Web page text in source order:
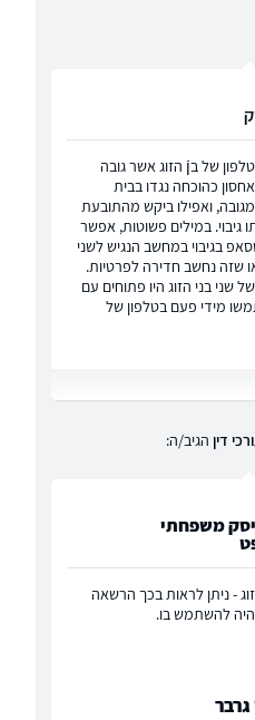
של בןֿ הזוג אשר גובה
כהוכחה נגדו בבית
ואפילו ביקש מהתובעת
במילים פשוטות, אפשר
בגיבוי במחשב הנגיש לשני
שזה נחשב חדירה לפרטיות.
בני הזוג היו פתוחים עם
מידי פעם בטלפון של
דין הגיב/ה:
משפחתי
- ניתן לראות בכך הרשאה
יהיה להשתמש בו.
גרבר